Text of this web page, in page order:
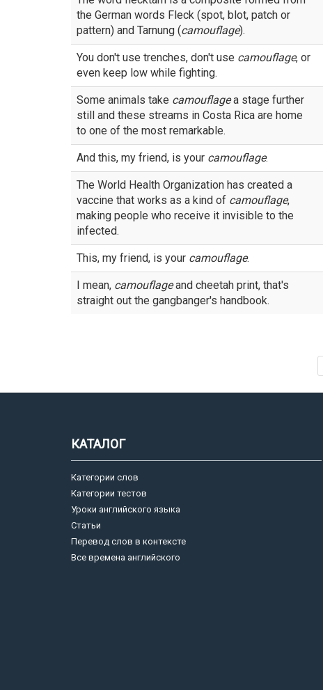
the German words Fleck (spot, blot, patch or
pattern) and Tarnung (camouflage).
You don't use trenches, don't use camouflage, or
even keep low while fighting.
Some animals take camouflagea stage further
still and these streams in Costa Rica are home
to one of the most remarkable.
And this, my friend, is your camouflage.
The World Health Organization has created a
vaccine that works as a kind of camouflage,
making people who receive it invisible to the
infected.
This, my friend, is your camouflage.
I mean, camouflageand cheetah print, that's
straight out the gangbanger's handbook.
КАТАЛОГ
Категории слов
Категории тестов
Уроки английского языка
Статьи
Перевод слов в контексте
Все времена английского